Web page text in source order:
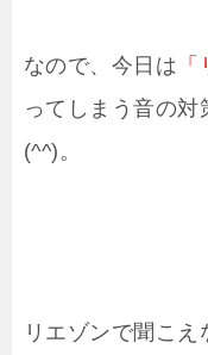
なので、今日は
ってしまう音の対
(^^)。
リエゾンで聞こえ